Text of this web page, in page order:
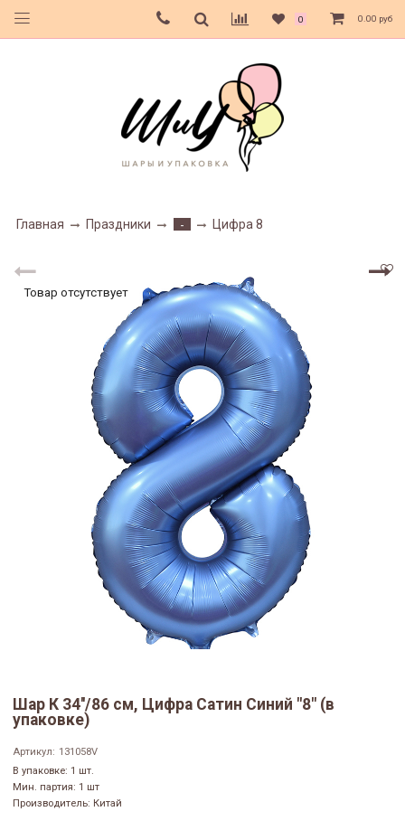
0 0.00 руб
Главная Праздники - Цифра 8
Товар отсутствует
Шар К 34''/86 см, Цифра Сатин Синий "8" (в
упаковке)
Артикул: 131058V
В упаковке: 1 шт.
Мин. партия: 1 шт
Производитель: Китай